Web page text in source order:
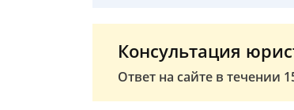
Консультация
Ответ на сайте в течении